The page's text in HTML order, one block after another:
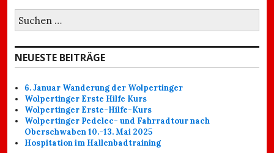
nach:
NEUESTE BEITRÄGE
6. Januar Wanderung der Wolpertinger
Wolpertinger Erste Hilfe Kurs
Wolpertinger Erste-Hilfe-Kurs
Wolpertinger Pedelec- und Fahrradtour nach
Oberschwaben 10.-13. Mai 2025
Hospitation im Hallenbadtraining